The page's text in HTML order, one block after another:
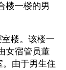
楼一楼的男
楼。该楼一
女宿管员董
由于男生住